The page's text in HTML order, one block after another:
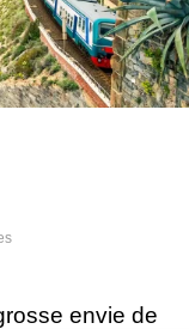
envie de